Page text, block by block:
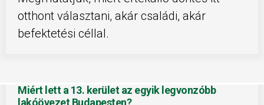
otthont választani, akár családi, akár
befektetési céllal.
Miért lett a 13. kerület az egyik legvonzóbb
lakóövezet Budapesten?